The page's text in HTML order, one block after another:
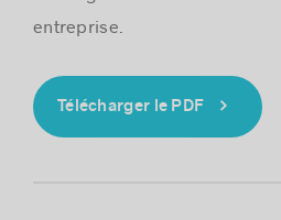
entreprise.
Télécharger le PDF